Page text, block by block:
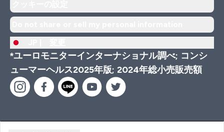
*ユーロモニターインターナショナル調べ; コンシ
ューマーヘルス2025年版; 2024年総小売販売額